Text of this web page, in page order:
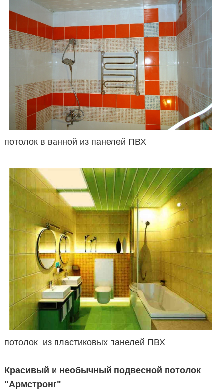
потолок в ванной из панелей ПВХ
потолок из пластиковых панелей ПВХ
Красивый и необычный подвесной потолок
"Армстронг"